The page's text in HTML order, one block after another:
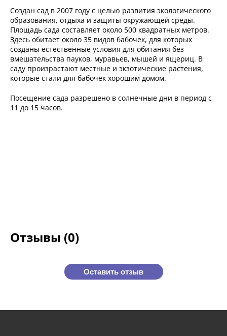
Создан сад в 2007 году с целью развития экологического
образования, отдыха и защиты окружающей среды.
Площадь сада составляет около 500 квадратных метров.
Здесь обитает около 35 видов бабочек, для которых
созданы естественные условия для обитания без
вмешательства пауков, муравьев, мышей и ящериц. В
саду произрастают местные и экзотические растения,
которые стали для бабочек хорошим домом.
Посещение сада разрешено в солнечные дни в период с
11 до 15 часов.
Отзывы (0)
Оставить отзыв